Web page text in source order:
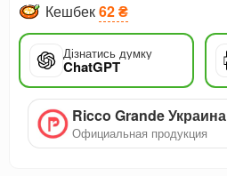
Кешбек62 ₴
Дізнатись думку
ChatGPT
Ricco Grande Украина
Официальная продукция